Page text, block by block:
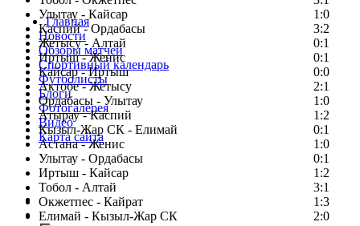
Улытау - Кайсар
1:0
Каспий - Ордабасы
3:2
Жетысу - Алтай
0:1
Иртыш - Женис
0:1
Кайсар - Иртыш
0:0
Актобе - Жетысу
2:1
Ордабасы - Улытау
1:0
Атырау - Каспий
1:2
Кызыл-Жар СК - Елимай
0:1
Астана - Женис
1:0
Улытау - Ордабасы
0:1
Иртыш - Кайсар
1:2
Тобол - Алтай
3:1
Окжетпес - Кайрат
1:3
Елимай - Кызыл-Жар СК
2:0
Главная
Новости
Обзоры матчей
Спортивный календарь
Футболисты
Блоги
Фотогалерея
Видео
Карта сайта
Есть идея?
Сообщить о мероприятии